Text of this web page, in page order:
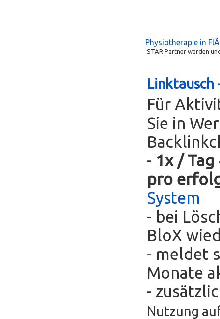
Physiotherapie in
STAR Partner werden
Linktausch
Für
Sie in
- 1x /
pro
System
- bei
BloX
- meldet
Monate
-
Nutzung